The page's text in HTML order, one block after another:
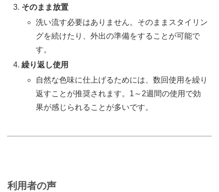
そのまま放置
洗い流す必要はありません。そのままスタイリン
グを続けたり、外出の準備をすることが可能で
す。
繰り返し使用
自然な色味に仕上げるためには、数回使用を繰り
返すことが推奨されます。1～2週間の使用で効
果が感じられることが多いです。
利用者の声